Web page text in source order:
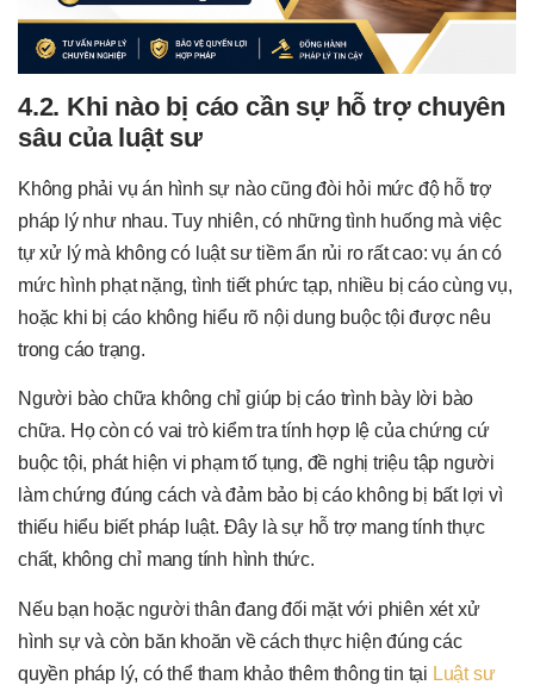
4.2. Khi nào bị cáo cần sự hỗ trợ chuyên
sâu của luật sư
Không phải vụ án hình sự nào cũng đòi hỏi mức độ hỗ trợ
pháp lý như nhau. Tuy nhiên, có những tình huống mà việc
tự xử lý mà không có luật sư tiềm ẩn rủi ro rất cao: vụ án có
mức hình phạt nặng, tình tiết phức tạp, nhiều bị cáo cùng vụ,
hoặc khi bị cáo không hiểu rõ nội dung buộc tội được nêu
trong cáo trạng.
Người bào chữa không chỉ giúp bị cáo trình bày lời bào
chữa. Họ còn có vai trò kiểm tra tính hợp lệ của chứng cứ
buộc tội, phát hiện vi phạm tố tụng, đề nghị triệu tập người
làm chứng đúng cách và đảm bảo bị cáo không bị bất lợi vì
thiếu hiểu biết pháp luật. Đây là sự hỗ trợ mang tính thực
chất, không chỉ mang tính hình thức.
Nếu bạn hoặc người thân đang đối mặt với phiên xét xử
hình sự và còn băn khoăn về cách thực hiện đúng các
quyền pháp lý, có thể tham khảo thêm thông tin tại Luật sư